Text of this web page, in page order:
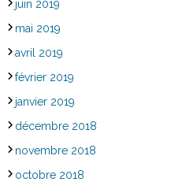
juin 2019
mai 2019
avril 2019
février 2019
janvier 2019
décembre 2018
novembre 2018
octobre 2018